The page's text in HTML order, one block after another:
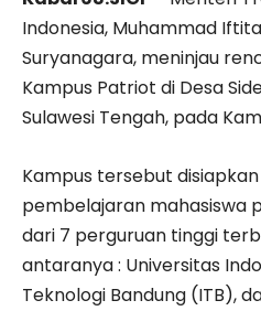
Indonesia, Muhammad
Suryanagara, meninjau
Kampus Patriot di Desa
Sulawesi Tengah, pada
Kampus tersebut
pembelajaran mahasiswa
dari 7 perguruan tinggi
antaranya : Universitas
Teknologi Bandung (ITB),